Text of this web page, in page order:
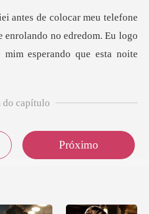
enrolando no edredom. Eu logo
do capítulo
Próximo